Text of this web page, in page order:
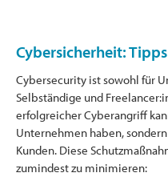
Cybersicherheit:
Cybersecurity ist sowohl für
Selbständige und
erfolgreicher Cyberangriff
Unternehmen haben,
Kunden. Diese
zumindest zu minimieren: